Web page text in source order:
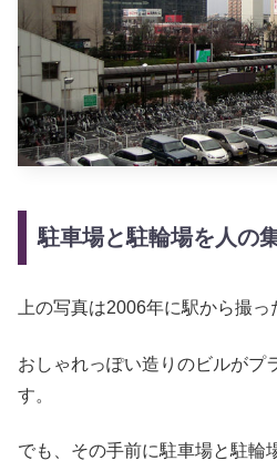
駐車場と駐輪場を人の
上の写真は2006年に駅から撮っ
おしゃれっぽい造りのビルがプ
す。
でも、その手前に駐車場と駐輪